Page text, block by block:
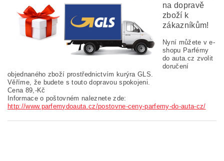
na dopravě
zboží k
zákazníkům!
Nyní můžete v e-
shopu Parfémy
do auta.cz zvolit
doručení
objednaného zboží prostřednictvím kurýra GLS.
Věříme, že budete s touto dopravou spokojeni.
Cena 89,-Kč
Informace o poštovném naleznete zde:
http://www.parfemydoauta.cz/postovne-ceny-parfemy-do-auta-cz/